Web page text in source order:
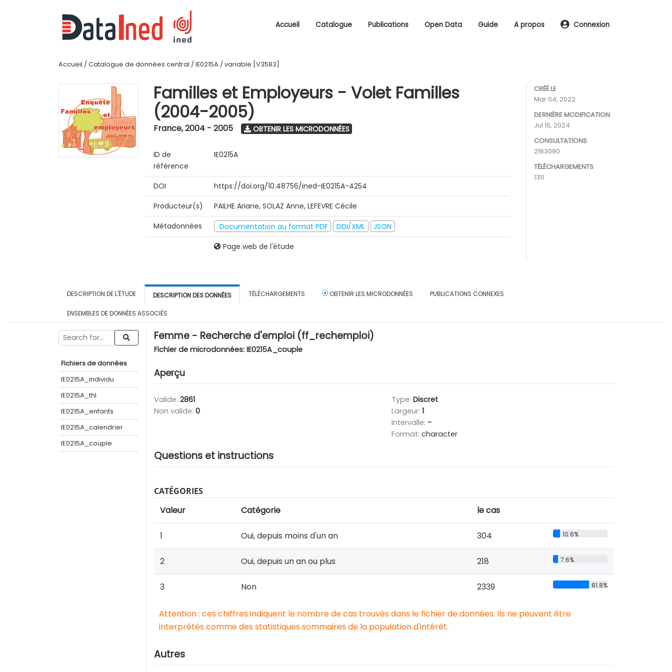
Accueil Catalogue Publications Open Data Guide A propos Connexion
Accueil / Catalogue de données central / IE0215A / variable [V3583]
Familles et Employeurs - Volet Familles
(2004-2005)
France,2004 - 2005 OBTENIR LES MICRODONNÉES
ID de
référence
IE0215A
DOI
https://doi.org/10.48756/ined-IE0215A-4254
Producteur(s)
PAILHE Ariane, SOLAZ Anne, LEFEVRE Cécile
Métadonnées
Documentation au format PDF DDI/XML
JSON
Page web de l'étude
CRÉÉ LE
Mar 04, 2022
DERNIÈRE MODIFICATION
Jul 15, 2024
CONSULTATIONS
2163090
TÉLÉCHARGEMENTS
1311
DESCRIPTION DE L'ÉTUDE DESCRIPTION DES DONNÉES TÉLÉCHARGEMENTS OBTENIR LES MICRODONNÉES PUBLICATIONS CONNEXES
ENSEMBLES DE DONNÉES ASSOCIÉS
Fichiers de données
IE0215A_individu
IE0215A_thl
IE0215A_enfants
IE0215A_calendrier
IE0215A_couple
Femme - Recherche d'emploi (ff_rechemploi)
Fichier de microdonnées: IE0215A_couple
Aperçu
Valide: 2861
Non valide: 0
Type: Discret
Largeur: 1
Intervalle: -
Format: character
Questions et instructions
CATÉGORIES
Valeur Catégorie le cas
1 Oui, depuis moins d'un an 304 10.6%
2 Oui, depuis un an ou plus 218 7.6%
3 Non 2339 81.8%
Attention : ces chiffres indiquent le nombre de cas trouvés dans le fichier de données. Ils ne peuvent être
interprétés comme des statistiques sommaires de la population d'intérêt.
Autres